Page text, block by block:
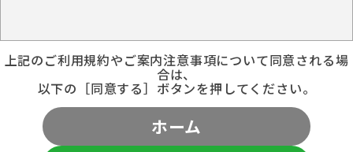
上記のご利用規約やご案内注意事項について同意される場
合は、
以下の［同意する］ボタンを押してください。
ホーム